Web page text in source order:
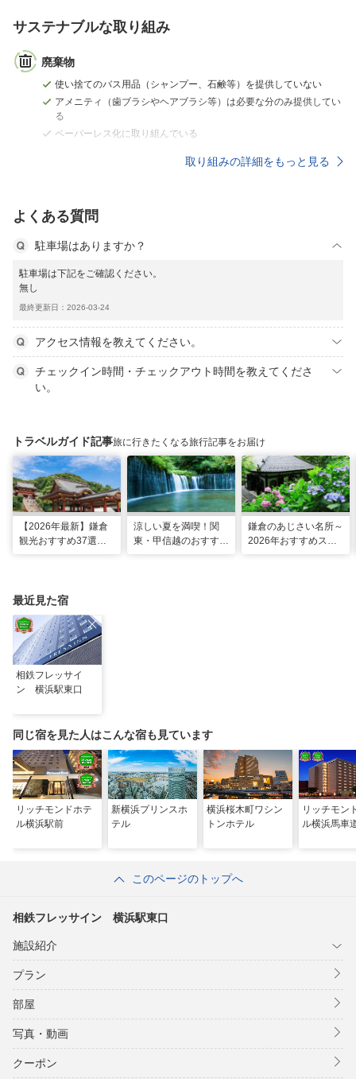
サステナブルな取り組み
廃棄物
使い捨てのバス用品（シャンプー、石鹸等）を提供していない
アメニティ（歯ブラシやヘアブラシ等）は必要な分のみ提供してい
る
ペーパーレス化に取り組んでいる
取り組みの詳細をもっと見る
よくある質問
駐車場はありますか？
駐車場は下記をご確認ください。
無し
最終更新日：2026-03-24
アクセス情報を教えてください。
チェックイン時間・チェックアウト時間を教えてくださ
い。
トラベルガイド記事旅に行きたくなる旅行記事をお届け
【2026年最新】鎌倉
観光おすすめ37選！
涼しい夏を満喫！関
東・甲信越のおすすめ
鎌倉のあじさい名所～
2026年おすすめスポ
最近見た宿
相鉄フレッサイ
ン 横浜駅東口
同じ宿を見た人はこんな宿も見ています
リッチモンドホテ
ル横浜駅前
新横浜プリンスホ
テル
横浜桜木町ワシン
トンホテル
リッチモン
ル横浜馬車
このページのトップへ
相鉄フレッサイン 横浜駅東口
施設紹介
プラン
部屋
写真・動画
クーポン